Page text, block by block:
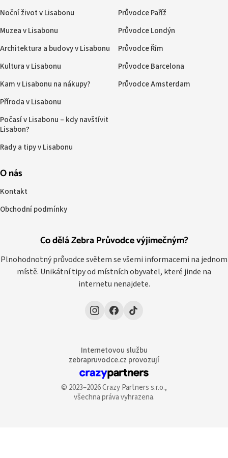
Co dělá Zebra Průvodce výjimečným?
Plnohodnotný průvodce světem se všemi informacemi na jednom
místě. Unikátní tipy od místních obyvatel, které jinde na
internetu nenajdete.
Noční život v Lisabonu
Muzea v Lisabonu
Architektura a budovy v Lisabonu
Kultura v Lisabonu
Kam v Lisabonu na nákupy?
Příroda v Lisabonu
Počasí v Lisabonu – kdy navštívit
Lisabon?
Rady a tipy v Lisabonu
Průvodce Paříž
Průvodce Londýn
Průvodce Řím
Průvodce Barcelona
Průvodce Amsterdam
O nás
Kontakt
Obchodní podmínky
Internetovou službu
zebrapruvodce.cz provozují
© 2023–2026 Crazy Partners s.r.o.,
všechna práva vyhrazena.